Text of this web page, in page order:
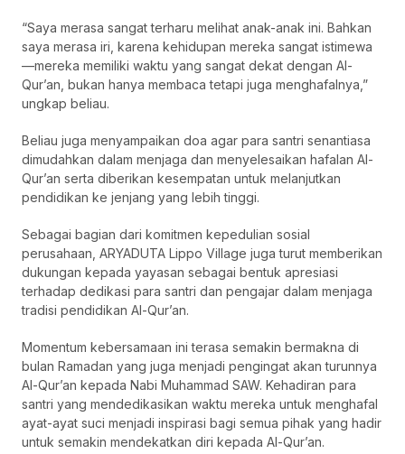
“Saya merasa sangat terharu melihat anak-anak ini. Bahkan
saya merasa iri, karena kehidupan mereka sangat istimewa
—mereka memiliki waktu yang sangat dekat dengan Al-
Qur’an, bukan hanya membaca tetapi juga menghafalnya,”
ungkap beliau.
Beliau juga menyampaikan doa agar para santri senantiasa
dimudahkan dalam menjaga dan menyelesaikan hafalan Al-
Qur’an serta diberikan kesempatan untuk melanjutkan
pendidikan ke jenjang yang lebih tinggi.
Sebagai bagian dari komitmen kepedulian sosial
perusahaan, ARYADUTA Lippo Village juga turut memberikan
dukungan kepada yayasan sebagai bentuk apresiasi
terhadap dedikasi para santri dan pengajar dalam menjaga
tradisi pendidikan Al-Qur’an.
Momentum kebersamaan ini terasa semakin bermakna di
bulan Ramadan yang juga menjadi pengingat akan turunnya
Al-Qur’an kepada Nabi Muhammad SAW. Kehadiran para
santri yang mendedikasikan waktu mereka untuk menghafal
ayat-ayat suci menjadi inspirasi bagi semua pihak yang hadir
untuk semakin mendekatkan diri kepada Al-Qur’an.